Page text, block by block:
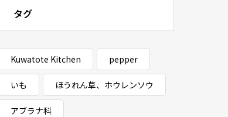
タグ
Kuwatote Kitchen pepper
いも ほうれん草、ホウレンソウ
アブラナ科